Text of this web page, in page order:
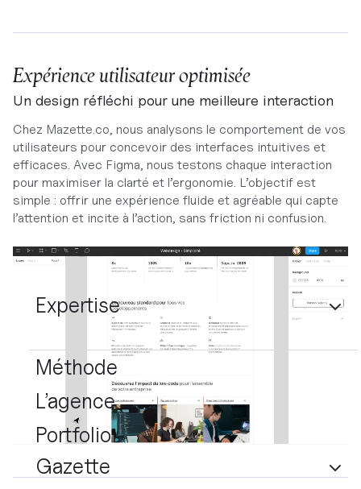
Expertise
Méthode
L’agence
Portfolio
Gazette
Expérience utilisateur optimisée
Un design réfléchi pour une meilleure interaction
Chez Mazette.co, nous analysons le comportement de vos
utilisateurs pour concevoir des interfaces intuitives et
efficaces. Avec Figma, nous testons chaque interaction
pour maximiser la clarté et l’ergonomie. L’objectif est
simple : offrir une expérience fluide et agréable qui capte
l’attention et incite à l’action, sans friction ni confusion.